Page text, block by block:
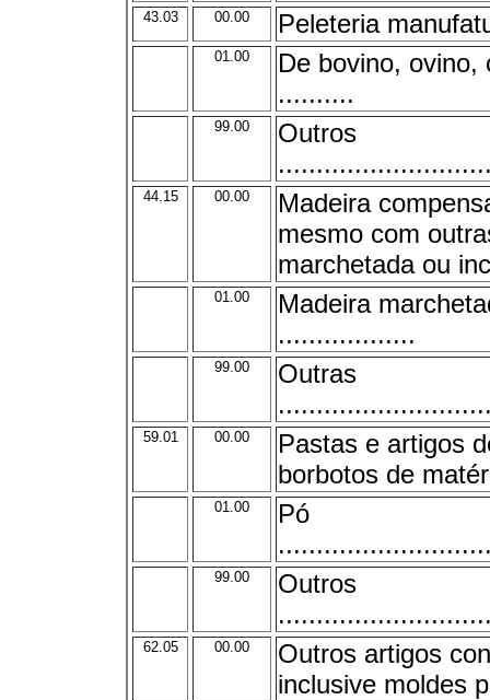
43.03 00.00 Peleteria
01.00
De bovino, ovino,
..........
99.00
Outros
44.15 00.00
Madeira
mesmo com
marchetada ou
01.00
Madeira
..................
99.00
Outras
59.01 00.00
Pastas e artigos
borbotos de
01.00
Pó
99.00
Outros
62.05 00.00
Outros artigos
inclusive moldes